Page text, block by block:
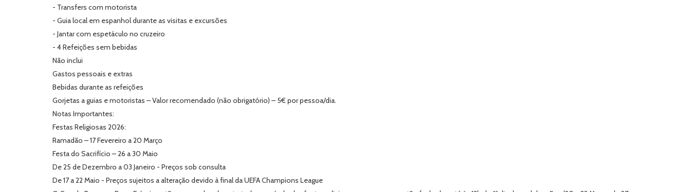
- Transfers com motorista
- Guia local em espanhol durante as visitas e excursões
- Jantar com espetáculo no cruzeiro
- 4 Refeições sem bebidas
Não inclui
Gastos pessoais e extras
Bebidas durante as refeições
Gorjetas a guias e motoristas – Valor recomendado (não obrigatório) – 5€ por pessoa/dia.
Notas Importantes:
Festas Religiosas 2026:
Ramadão – 17 Fevereiro a 20 Março
Festa do Sacrifício – 26 a 30 Maio
De 25 de Dezembro a 03 Janeiro - Preços sob consulta
De 17 a 22 Maio - Preços sujeitos a alteração devido à final da UEFA Champions League